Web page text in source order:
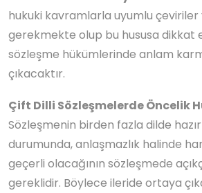
hukuki kavramlarla uyumlu çeviriler
gerekmekte olup bu hususa dikkat
sözleşme hükümlerinde anlam
çıkacaktır.
Çift Dilli Sözleşmelerde Öncelik
Sözleşmenin birden fazla dilde
durumunda, anlaşmazlık halinde
geçerli olacağının sözleşmede
gereklidir. Böylece ileride ortaya